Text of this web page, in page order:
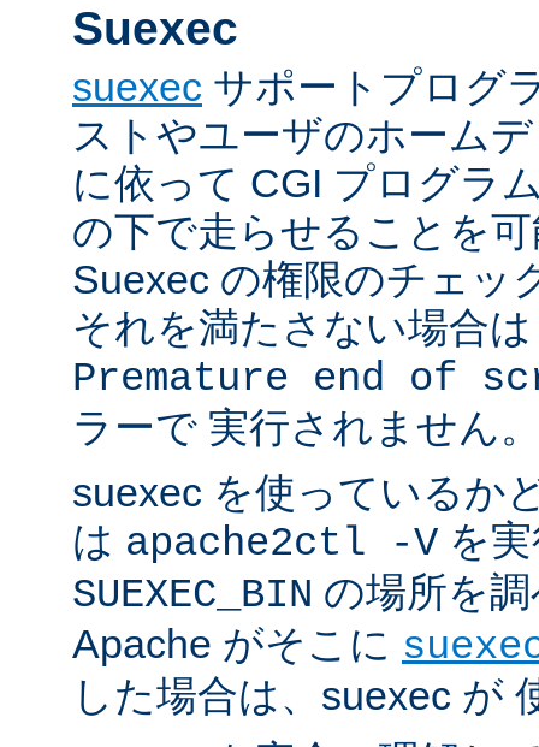
Suexec
suexec サポートプログ
ストやユーザのホーム
に依って CGI プログラ
の下で走らせることを
Suexec の権限のチェッ
それを満たさない場合
Premature end of
ラーで 実行されません
suexec を使っているか
は apache2ctl -V を
SUEXEC_BIN の場所を
Apache がそこに
した場合は、suexec が